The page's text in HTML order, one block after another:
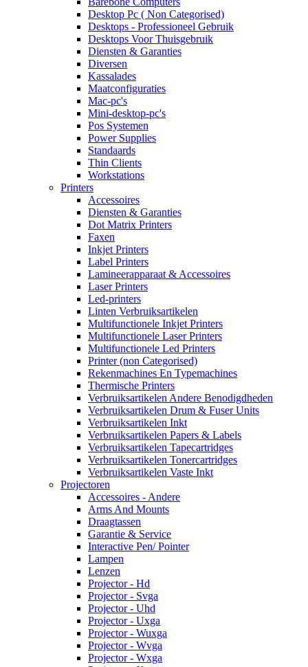
Desktop Pc ( Non Categorised)
Desktops - Professioneel Gebruik
Desktops Voor Thuisgebruik
Diensten & Garanties
Diversen
Kassalades
Maatconfiguraties
Mac-pc's
Mini-desktop-pc's
Pos Systemen
Power Supplies
Standaards
Thin Clients
Workstations
Printers
Accessoires
Diensten & Garanties
Dot Matrix Printers
Faxen
Inkjet Printers
Label Printers
Lamineerapparaat & Accessoires
Laser Printers
Led-printers
Linten Verbruiksartikelen
Multifunctionele Inkjet Printers
Multifunctionele Laser Printers
Multifunctionele Led Printers
Printer (non Categorised)
Rekenmachines En Typemachines
Thermische Printers
Verbruiksartikelen Andere Benodigdheden
Verbruiksartikelen Drum & Fuser Units
Verbruiksartikelen Inkt
Verbruiksartikelen Papers & Labels
Verbruiksartikelen Tapecartridges
Verbruiksartikelen Tonercartridges
Verbruiksartikelen Vaste Inkt
Projectoren
Accessoires - Andere
Arms And Mounts
Draagtassen
Garantie & Service
Interactive Pen/ Pointer
Lampen
Lenzen
Projector - Hd
Projector - Svga
Projector - Uhd
Projector - Uxga
Projector - Wuxga
Projector - Wvga
Projector - Wxga